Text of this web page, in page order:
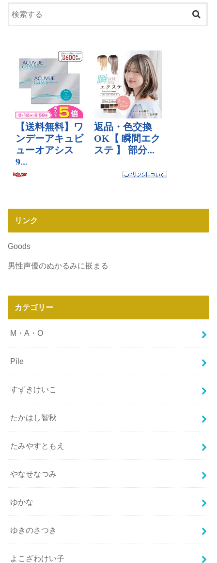
リンク
Goods
男性声優のぬかるみに嵌まる
カテゴリー
M・A・O
Pile
すずきけいこ
たかはし智秋
たみやすともえ
やなせなつみ
ゆかな
ゆきのさつき
よこざわけい子